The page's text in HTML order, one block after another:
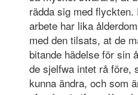
rädda sig med
arbete har lika
med den tilsats, at de
bitande hädelse för sin
de sjelfwa intet rå före,
kunna ändra, och som